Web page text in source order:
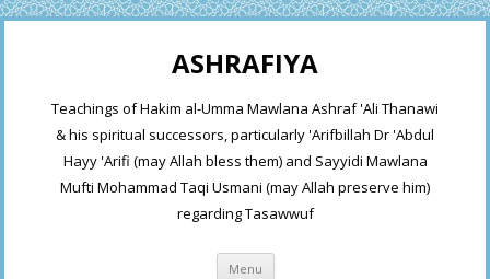
ASHRAFIYA
Teachings of Hakim al-Umma Mawlana Ashraf 'Ali Thanawi
& his spiritual successors, particularly 'Arifbillah Dr 'Abdul
Hayy 'Arifi (may Allah bless them) and Sayyidi Mawlana
Mufti Mohammad Taqi Usmani (may Allah preserve him)
regarding Tasawwuf
Menu Skip